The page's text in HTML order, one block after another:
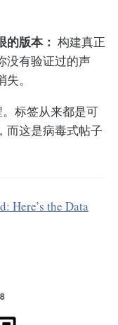
版本： 构建真正
没有验证过的声
。
标签从来都是可
而这是病毒式帖子
Here’s the Data